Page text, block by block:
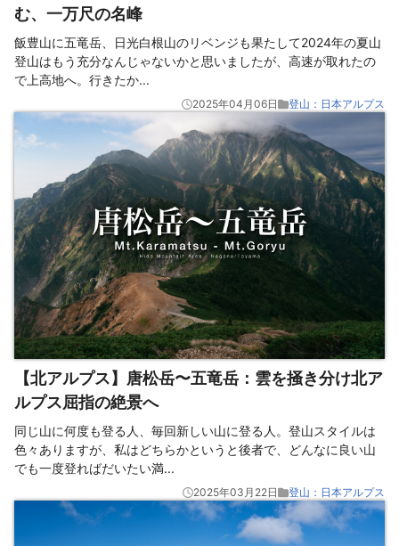
む、一万尺の名峰
飯豊山に五竜岳、日光白根山のリベンジも果たして2024年の夏山
登山はもう充分なんじゃないかと思いましたが、高速が取れたの
で上高地へ。行きたか...
2025年04月06日 登山：日本アルプス
【北アルプス】唐松岳〜五竜岳：雲を掻き分け北ア
ルプス屈指の絶景へ
同じ山に何度も登る人、毎回新しい山に登る人。登山スタイルは
色々ありますが、私はどちらかというと後者で、どんなに良い山
でも一度登ればだいたい満...
2025年03月22日 登山：日本アルプス